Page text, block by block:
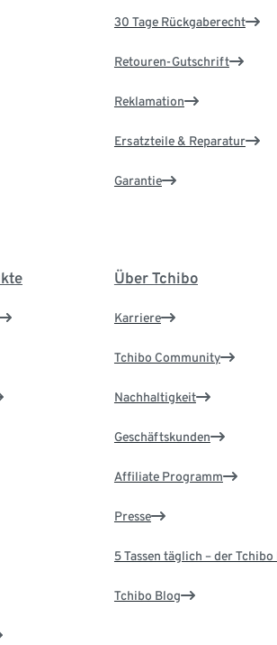
30 Tage Rückgaberecht
Retouren-Gutschrift
Reklamation
Ersatzteile & Reparatur
Garantie
Über Tchibo
Karriere
Tchibo Community
Nachhaltigkeit
Geschäftskunden
Affiliate Programm
Presse
5 Tassen täglich – der
Tchibo Blog